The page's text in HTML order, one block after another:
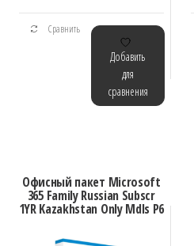
Сравнить
Добавить
для
сравнения
Офисный пакет Microsoft
365 Family Russian Subscr
1YR Kazakhstan Only Mdls P6